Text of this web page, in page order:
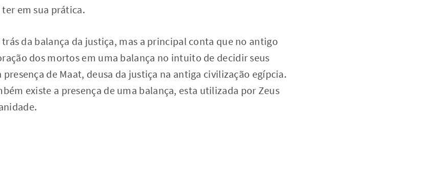
em sua prática.
da balança da justiça, mas a principal conta que no antigo
dos mortos em uma balança no intuito de decidir seus
de Maat, deusa da justiça na antiga civilização egípcia.
existe a presença de uma balança, esta utilizada por Zeus